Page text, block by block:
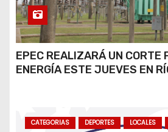
EPEC REALIZARÁ UN CORTE
ENERGÍA ESTE JUEVES EN
CATEGORIAS DEPORTES LOCALES